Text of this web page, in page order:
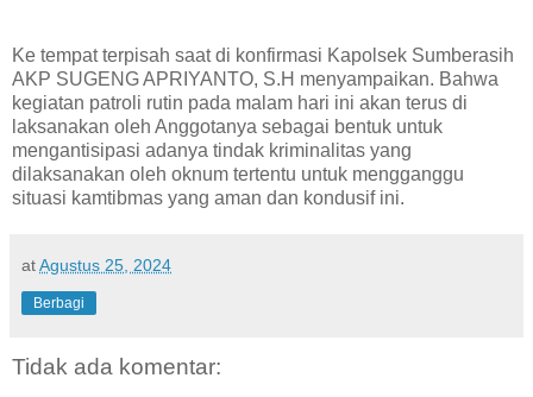
Ke tempat terpisah saat di konfirmasi Kapolsek Sumberasih
AKP SUGENG APRIYANTO, S.H menyampaikan. Bahwa
kegiatan patroli rutin pada malam hari ini akan terus di
laksanakan oleh Anggotanya sebagai bentuk untuk
mengantisipasi adanya tindak kriminalitas yang
dilaksanakan oleh oknum tertentu untuk mengganggu
situasi kamtibmas yang aman dan kondusif ini.
atAgustus 25, 2024
Berbagi
Tidak ada komentar: